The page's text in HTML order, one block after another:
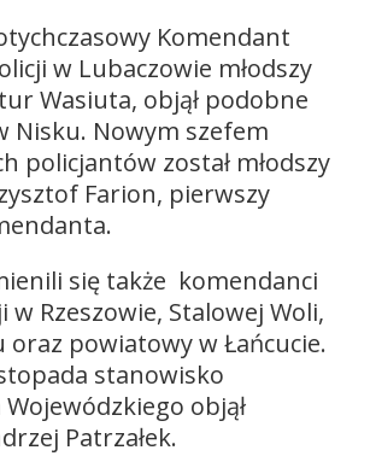
Komendant
w Lubaczowie młodszy
Wasiuta, objął podobne
Nisku. Nowym szefem
policjantów został młodszy
Farion, pierwszy
się także komendanci
w Rzeszowie, Stalowej Woli,
powiatowy w Łańcucie.
stanowisko
objął
Patrzałek.